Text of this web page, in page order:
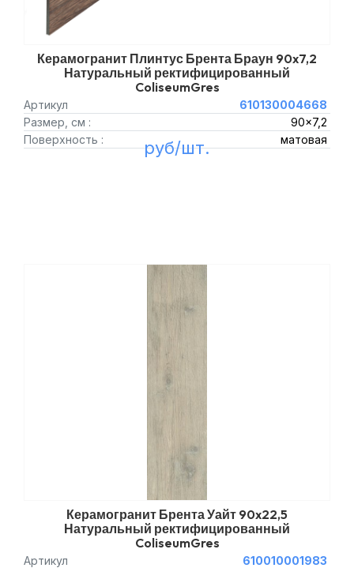
Керамогранит Плинтус Брента Браун 90x7,2
Натуральный ректифицированный
ColiseumGres
Артикул
610130004668
Размер, см :
90x7,2
Поверхность :
матовая
руб/шт.
Керамогранит Брента Уайт 90x22,5
Натуральный ректифицированный
ColiseumGres
Артикул
610010001983